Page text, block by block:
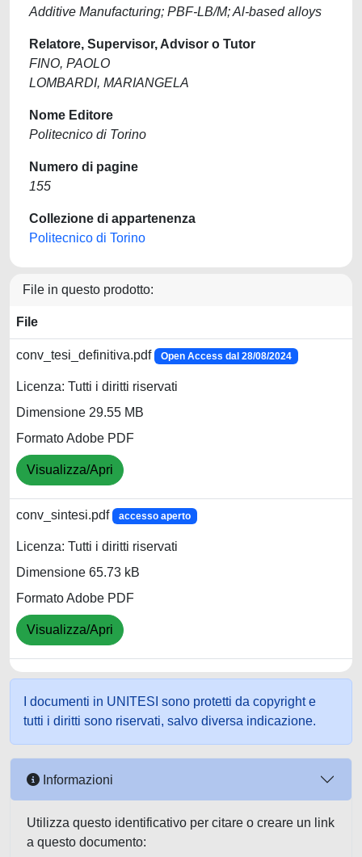
Additive Manufacturing; PBF-LB/M; Al-based alloys
Relatore, Supervisor, Advisor o Tutor
FINO, PAOLO
LOMBARDI, MARIANGELA
Nome Editore
Politecnico di Torino
Numero di pagine
155
Collezione di appartenenza
Politecnico di Torino
File in questo prodotto:
File
conv_tesi_definitiva.pdf Open Access dal 28/08/2024
Licenza: Tutti i diritti riservati
Dimensione 29.55 MB
Formato Adobe PDF
Visualizza/Apri
conv_sintesi.pdf accesso aperto
Licenza: Tutti i diritti riservati
Dimensione 65.73 kB
Formato Adobe PDF
Visualizza/Apri
I documenti in UNITESI sono protetti da copyright e
tutti i diritti sono riservati, salvo diversa indicazione.
Informazioni
Utilizza questo identificativo per citare o creare un link
a questo documento: